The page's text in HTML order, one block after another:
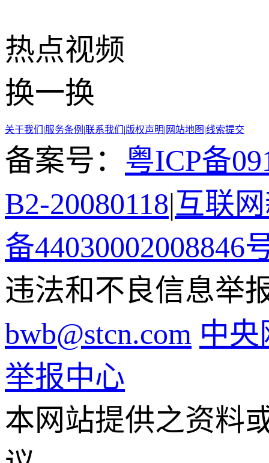
热点视频
换一换
关于我们 |服务条例 |联系我们 |版权声明| 网站地图 |线索提交
备案号： 粤ICP备
B2-20080118|互联
备44030002008846
违法和不良信息举
bwb@stcn.com 中
举报中心
本网站提供之资料